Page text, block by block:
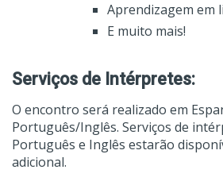
Aprendizagem em
E muito mais!
Serviços de Intérpretes:
O encontro será realizado em
Português/Inglês. Serviços de
Português e Inglês estarão
adicional.